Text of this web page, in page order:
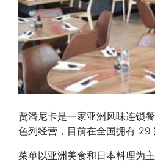
贾潘尼卡是一家亚洲风味连锁
色列经营，目前在全国拥有 29
菜单以亚洲美食和日本料理为